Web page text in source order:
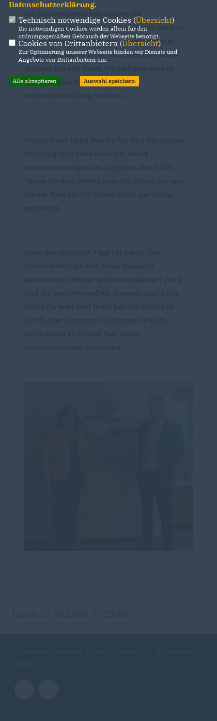
Als Flächengemeinde liegen die
Herausforderungen wie andernorts auch in
Erschließungsfragen und vor allem beim
Thema schnelles Internet. Land und Bund
fördern, damit die Kommunen
Datenschutzerklärung.
Technisch notwendige Cookies (Übersicht)
Die notwendigen Cookies werden allein für den
ordnungsgemäßen Gebrauch der Webseite benötigt.
Cookies von Drittanbietern (Übersicht)
Zur Optimierung unserer Webseite binden wir Dienste und
Angebote von Drittanbietern ein.
Alle akzeptieren Auswahl speichern